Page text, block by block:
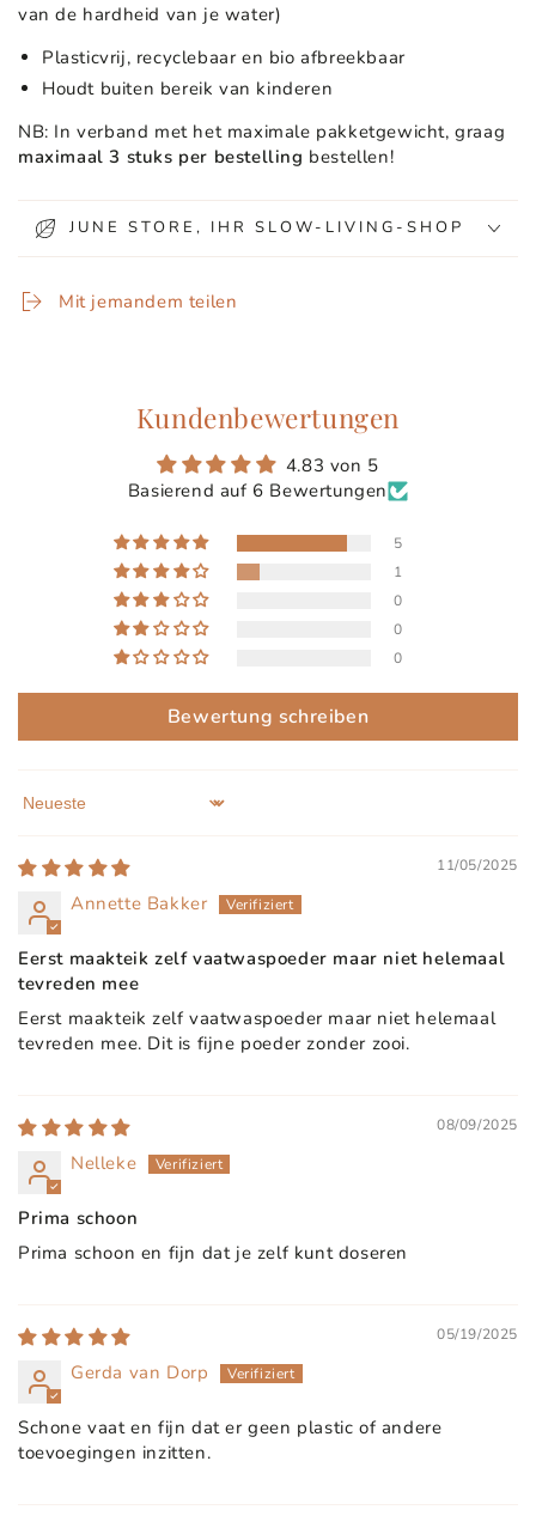
van de hardheid van je water)
Plasticvrij, recyclebaar en bio afbreekbaar
Houdt buiten bereik van kinderen
NB: In verband met het maximale pakketgewicht, graag
maximaal 3 stuks per bestelling bestellen!
JUNE STORE, IHR SLOW-LIVING-SHOP
Mit jemandem teilen
Kundenbewertungen
4.83 von 5
Basierend auf 6 Bewertungen
5
1
0
0
0
Bewertung schreiben
Sort by
11/05/2025
Annette Bakker
Eerst maakteik zelf vaatwaspoeder maar niet helemaal
tevreden mee
Eerst maakteik zelf vaatwaspoeder maar niet helemaal
tevreden mee. Dit is fijne poeder zonder zooi.
08/09/2025
Nelleke
Prima schoon
Prima schoon en fijn dat je zelf kunt doseren
05/19/2025
Gerda van Dorp
Schone vaat en fijn dat er geen plastic of andere
toevoegingen inzitten.